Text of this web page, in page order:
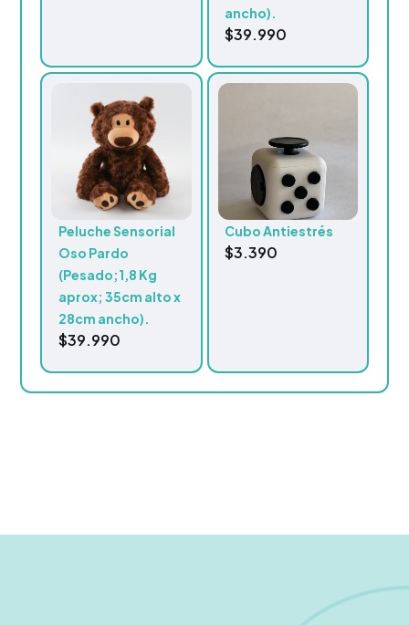
ancho).
$39.990
Peluche Sensorial
Oso Pardo
(Pesado;1,8 Kg
aprox; 35cm alto x
28cm ancho).
$39.990
Cubo Antiestrés
$3.390